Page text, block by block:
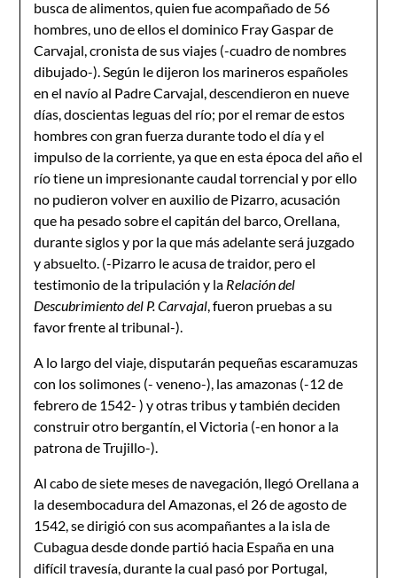
busca de alimentos, quien fue acompañado de 56
hombres, uno de ellos el dominico Fray Gaspar de
Carvajal, cronista de sus viajes (-cuadro de nombres
dibujado-). Según le dijeron los marineros españoles
en el navío al Padre Carvajal, descendieron en nueve
días, doscientas leguas del río; por el remar de estos
hombres con gran fuerza durante todo el día y el
impulso de la corriente, ya que en esta época del año el
río tiene un impresionante caudal torrencial y por ello
no pudieron volver en auxilio de Pizarro, acusación
que ha pesado sobre el capitán del barco, Orellana,
durante siglos y por la que más adelante será juzgado
y absuelto. (-Pizarro le acusa de traidor, pero el
testimonio de la tripulación y la Relación del
Descubrimiento del P. Carvajal, fueron pruebas a su
favor frente al tribunal-).
A lo largo del viaje, disputarán pequeñas escaramuzas
con los solimones (- veneno-), las amazonas (-12 de
febrero de 1542- ) y otras tribus y también deciden
construir otro bergantín, el Victoria (-en honor a la
patrona de Trujillo-).
Al cabo de siete meses de navegación, llegó Orellana a
la desembocadura del Amazonas, el 26 de agosto de
1542, se dirigió con sus acompañantes a la isla de
Cubagua desde donde partió hacia España en una
difícil travesía, durante la cual pasó por Portugal,